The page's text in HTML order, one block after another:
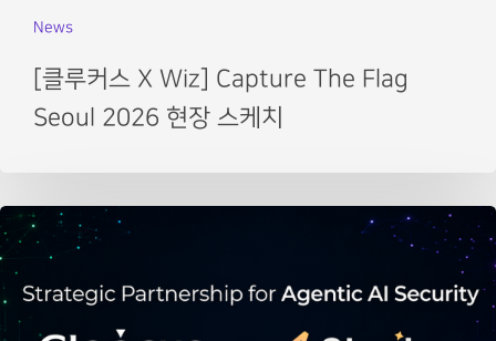
News
[클루커스 X Wiz] Capture The Flag
Seoul 2026 현장 스케치